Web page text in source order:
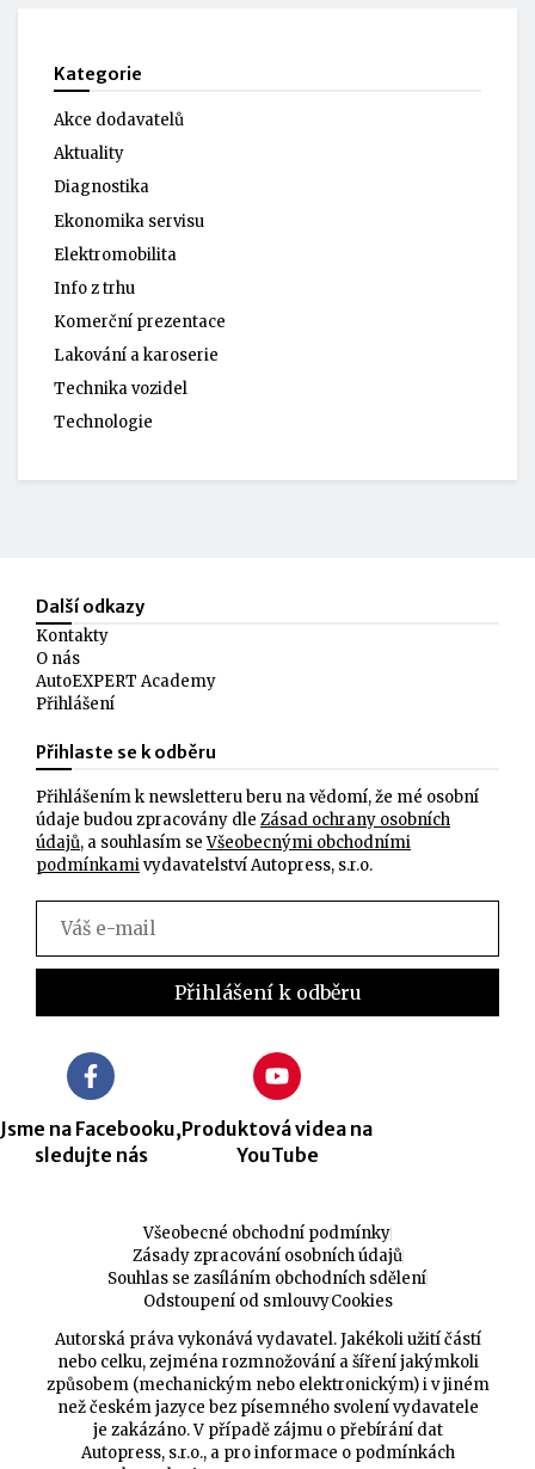
Kategorie
Akce dodavatelů
Aktuality
Diagnostika
Ekonomika servisu
Elektromobilita
Info z trhu
Komerční prezentace
Lakování a karoserie
Technika vozidel
Technologie
Další odkazy
Kontakty
O nás
AutoEXPERT Academy
Přihlášení
Přihlaste se k odběru
Přihlášením k newsletteru beru na vědomí, že mé osobní
údaje budou zpracovány dle Zásad ochrany osobních
údajů, a souhlasím seVšeobecnými obchodními
podmínkamivydavatelství Autopress, s.r.o.
Jsme na Facebooku,
sledujte nás
Produktová videa na
YouTube
Všeobecné obchodní podmínky
Zásady zpracování osobních údajů
Souhlas se zasíláním obchodních sdělení
Odstoupení od smlouvyCookies
Autorská práva vykonává vydavatel. Jakékoli užití částí
nebo celku, zejména rozmnožování a šíření jakýmkoli
způsobem (mechanickým nebo elektronickým) i v jiném
než českém jazyce bez písemného svolení vydavatele
je zakázáno. V případě zájmu o přebírání dat
Autopress, s.r.o., a pro informace o podmínkách